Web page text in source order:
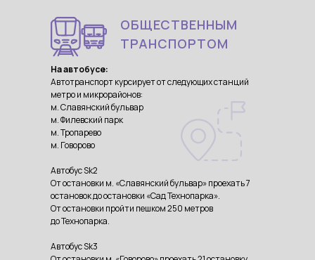
На автобусе:
Автотранспорт курсирует от следующих станций
метро и микрорайонов:
м. Славянский бульвар
м. Филевский парк
м. Тропарево
м. Говорово
Автобус Sk2
От остановки м. «Славянский бульвар» проехать 7
остановок до остановки «Сад Технопарка».
От остановки пройти пешком 250 метров
до Технопарка.
Автобус Sk3
ОБЩЕСТВЕННЫМ
ТРАНСПОРТОМ